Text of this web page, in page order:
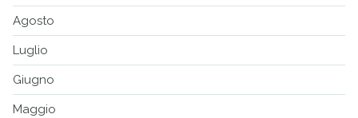
Agosto
Luglio
Giugno
Maggio